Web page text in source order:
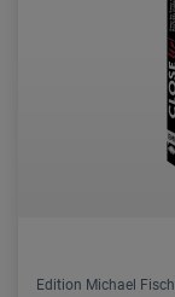
Edition Michael